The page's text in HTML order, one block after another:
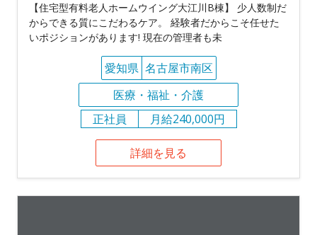
【住宅型有料老人ホームウイング大江川B棟】 少人数制だ
からできる質にこだわるケア。 経験者だからこそ任せた
いポジションがあります! 現在の管理者も未
愛知県 名古屋市南区
医療・福祉・介護
正社員
月給240,000円
詳細を見る